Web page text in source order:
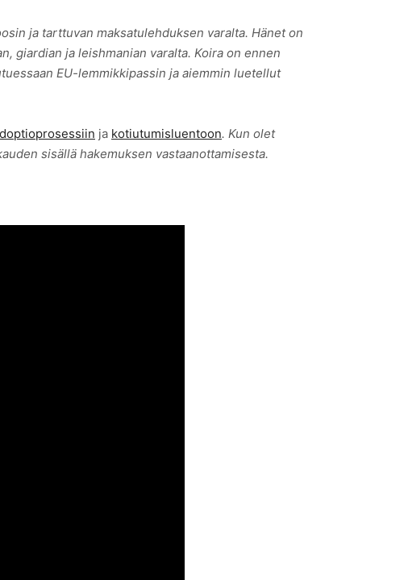
ja tarttuvan maksatulehduksen varalta. Hänet on
giardian ja leishmanian varalta. Koira on ennen
EU-lemmikkipassin ja aiemmin luetellut
ja kotiutumisluentoon. Kun olet
sisällä hakemuksen vastaanottamisesta.